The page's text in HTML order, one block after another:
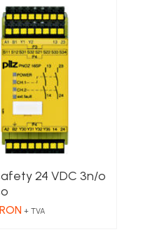
24 VDC 3n/o
+ TVA